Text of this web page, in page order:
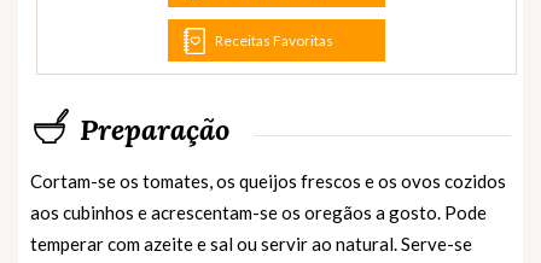
Receitas Favoritas
Preparação
Cortam-se os tomates, os queijos frescos e os ovos cozidos
aos cubinhos e acrescentam-se os oregãos a gosto. Pode
temperar com azeite e sal ou servir ao natural. Serve-se